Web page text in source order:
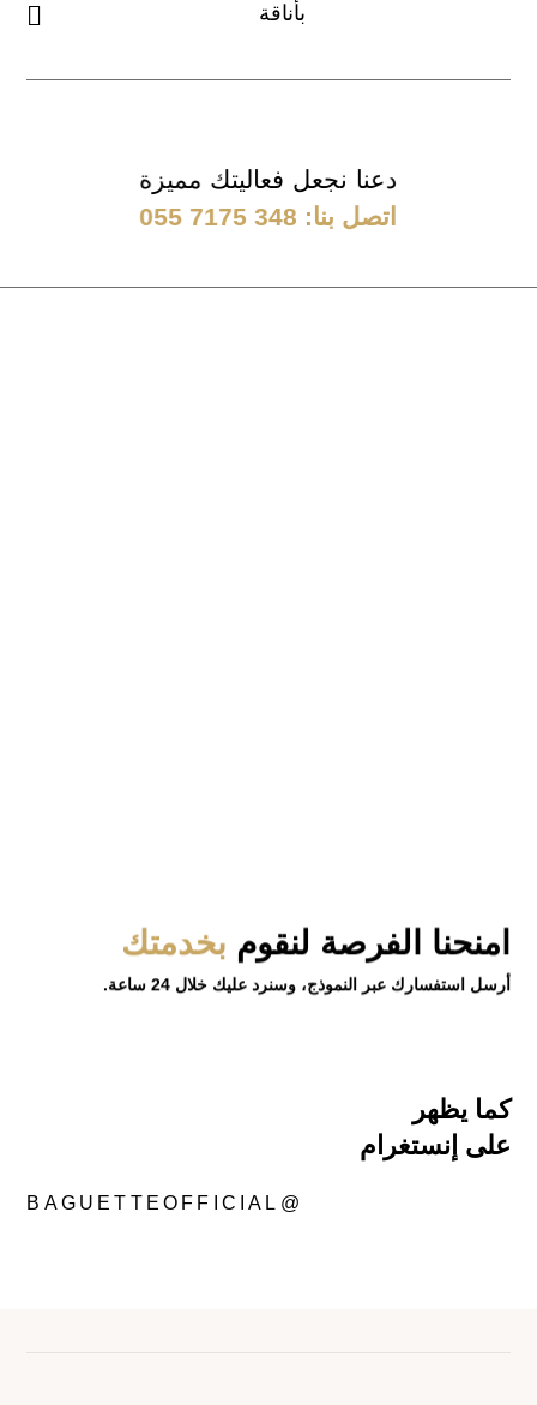
بأناقة
دعنا نجعل فعاليتك مميزة
اتصل بنا: 055 7175 348
امنحنا الفرصة لنقوم بخدمتك
أرسل استفسارك عبر النموذج، وسنرد عليك خلال 24 ساعة.
كما يظهر
على إنستغرام
@BAGUETTEOFFICIAL